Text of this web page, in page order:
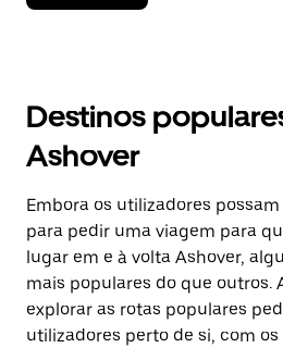
Destinos
Ashover
Embora os utilizadores
para pedir uma viagem para
lugar em e à volta Ashover,
mais populares do que outros.
explorar as rotas populares
utilizadores perto de si, com os